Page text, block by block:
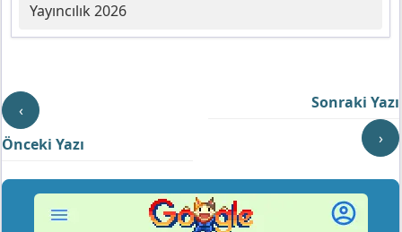
Yayıncılık 2026
‹
Önceki Yazı
Sonraki Yazı
›